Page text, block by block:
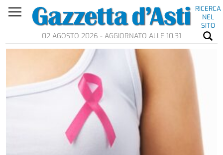
RICERCA
NEL
SITO
02 AGOSTO 2026 - AGGIORNATO ALLE 10.31